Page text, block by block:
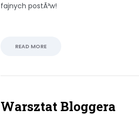
fajnych postÃ³w!
READ MORE
Warsztat Bloggera